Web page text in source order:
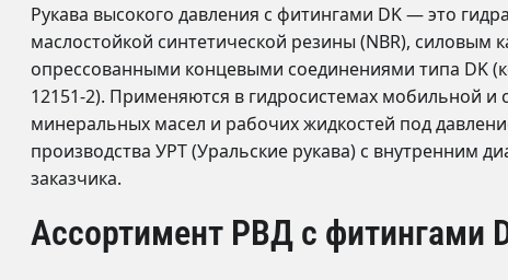
Рукава высокого давления с фитингами DK — это
маслостойкой синтетической резины (NBR), силовым
опрессованными концевыми соединениями типа DK
12151-2). Применяются в гидросистемах мобильной и
минеральных масел и рабочих жидкостей под
производства УРТ (Уральские рукава) с внутренним
заказчика.
Ассортимент РВД с фитингами